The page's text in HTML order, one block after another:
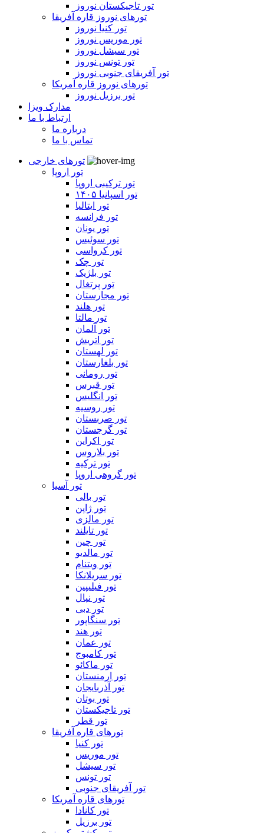
تور تاجیکستان نوروز
تورهای نوروز قاره آفریقا
تور کنیا نوروز
تور موریس نوروز
تور سیشل نوروز
تور تونس نوروز
تور آفریقای جنوبی نوروز
تورهای نوروز قاره آمریکا
تور برزیل نوروز
مدارک ویزا
ارتباط با ما
درباره ما
تماس با ما
تورهای خارجی
تور اروپا
تور ترکیبی اروپا
تور اسپانیا ۱۴۰۵
تور ایتالیا
تور فرانسه
تور یونان
تور سوئیس
تور کرواسی
تور چک
تور بلژیک
تور پرتغال
تور مجارستان
تور هلند
تور مالتا
تور آلمان
تور اتریش
تور لهستان
تور بلغارستان
تور رومانی
تور قبرس
تور انگلیس
تور روسیه
تور صربستان
تور گرجستان
تور اکراین
تور بلاروس
تور ترکیه
تور گروهی اروپا
تور آسیا
تور بالی
تور ژاپن
تور مالزی
تور تایلند
تور چین
تور مالدیو
تور ویتنام
تور سریلانکا
تور فیلیپین
تور نپال
تور دبی
تور سنگاپور
تور هند
تور عمان
تور کامبوج
تور ماکائو
تور ارمنستان
تور آذربایجان
تور بوتان
تور تاجیکستان
تور قطر
تورهای قاره آفریقا
تور کنیا
تور موریس
تور سیشل
تور تونس
تور آفریقای جنوبی
تورهای قاره آمریکا
تور کانادا
تور برزیل